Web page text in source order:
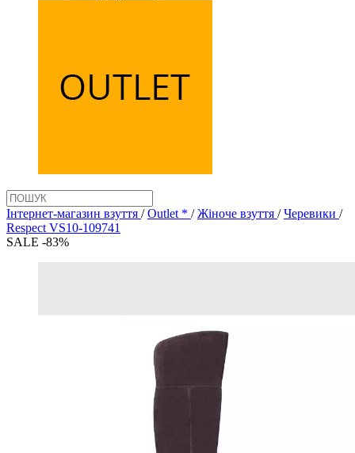
Інтернет-магазин взуття / Outlet * / Жіноче взуття / Черевики /
Respect VS10-109741
SALE -83%